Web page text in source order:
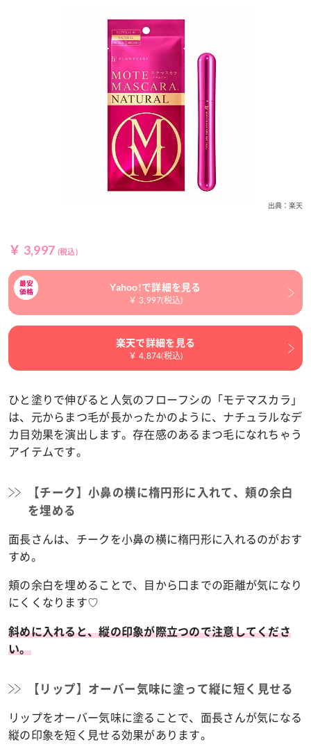
出典：楽天
￥ 3,997 (税込)
Yahoo!で詳細を見る
￥ 3,997(税込)
楽天で詳細を見る
￥ 4,874(税込)
ひと塗りで伸びると人気のフローフシの「モテマスカラ」
は、元からまつ毛が長かったかのように、ナチュラルなデ
カ目効果を演出します。存在感のあるまつ毛になれちゃう
アイテムです。
【チーク】小鼻の横に楕円形に入れて、頬の余白
を埋める
面長さんは、チークを小鼻の横に楕円形に入れるのがおす
すめ。
頬の余白を埋めることで、目から口までの距離が気になり
にくくなります♡
斜めに入れると、縦の印象が際立つので注意してくださ
い。
【リップ】オーバー気味に塗って縦に短く見せる
リップをオーバー気味に塗ることで、面長さんが気になる
縦の印象を短く見せる効果があります。